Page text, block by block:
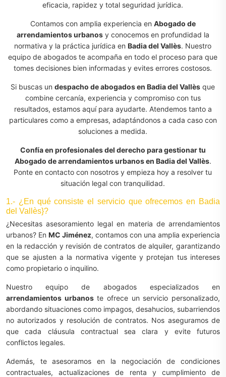
eficacia, rapidez y total seguridad jurídica.
Contamos con amplia experiencia en Abogado de
arrendamientos urbanosy conocemos en profundidad la
normativa y la práctica jurídica enBadia del Vallès. Nuestro
equipo de abogados te acompaña en todo el proceso para que
tomes decisiones bien informadas y evites errores costosos.
Si buscas undespacho de abogados en Badia del Vallès que
combine cercanía, experiencia y compromiso con tus
resultados, estamos aquí para ayudarte. Atendemos tanto a
particulares como a empresas, adaptándonos a cada caso con
soluciones a medida.
Confía en profesionales del derecho para gestionar tu
Abogado de arrendamientos urbanos en Badia del Vallès.
Ponte en contacto con nosotros y empieza hoy a resolver tu
situación legal con tranquilidad.
1.- ¿En qué consiste el servicio que ofrecemos en Badia
del Vallès}?
¿Necesitas asesoramiento legal en materia de arrendamientos
urbanos? En MC Jiménez, contamos con una amplia experiencia
en la redacción y revisión de contratos de alquiler, garantizando
que se ajusten a la normativa vigente y protejan tus intereses
como propietario o inquilino.
Nuestro equipo de abogados especializados en
arrendamientos urbanoste ofrece un servicio personalizado,
abordando situaciones como impagos, desahucios, subarriendos
no autorizados y resolución de contratos. Nos aseguramos de
que cada cláusula contractual sea clara y evite futuros
conflictos legales.
Además, te asesoramos en la negociación de condiciones
contractuales, actualizaciones de renta y cumplimiento de